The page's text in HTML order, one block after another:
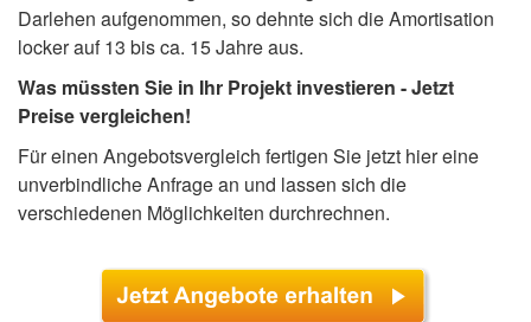
Darlehen aufgenommen, so dehnte sich die Amortisation
locker auf 13 bis ca. 15 Jahre aus.
Was müssten Sie in Ihr Projekt investieren - Jetzt
Preise vergleichen!
Für einen Angebotsvergleich fertigen Sie jetzt hier eine
unverbindliche Anfrage an und lassen sich die
verschiedenen Möglichkeiten durchrechnen.